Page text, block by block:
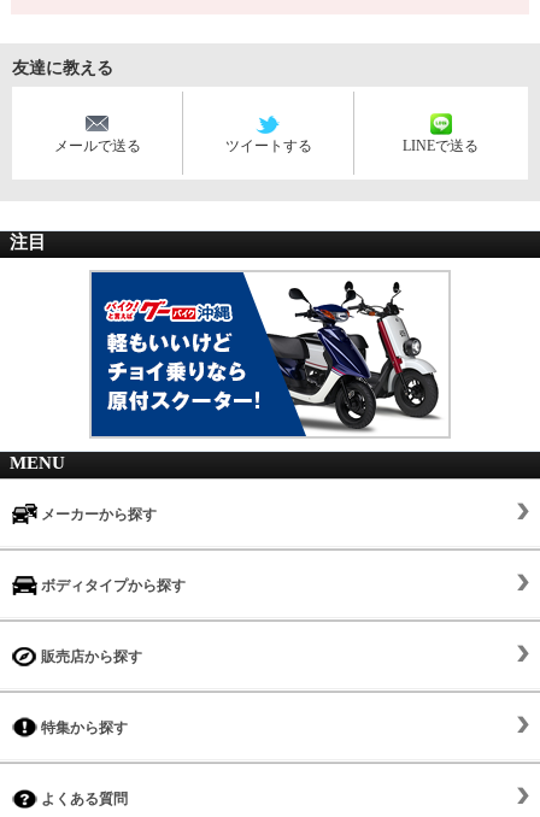
友達に教える
メールで送る ツイートする LINEで送る
注目
MENU
メーカーから探す
ボディタイプから探す
販売店から探す
特集から探す
よくある質問